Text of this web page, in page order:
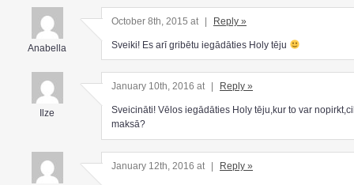
Anabella
October 8th, 2015 at | Reply »
Sveiki! Es arī gribētu iegādāties Holy tēju
Ilze
January 10th, 2016 at Reply »
Sveicināti! Vēlos iegādāties Holy tēju,kur to var
maksā?
January 12th, 2016 at | Reply »